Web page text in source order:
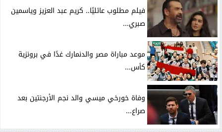
فيلم مطلوب عائليًا.. كريم عبد العزيز وياسمين
صبري...
موعد مباراة مصر والدنمارك غدًا في برونزية
كأس...
وفاة خورخي ميسي والد نجم الأرجنتين بعد
صراع...